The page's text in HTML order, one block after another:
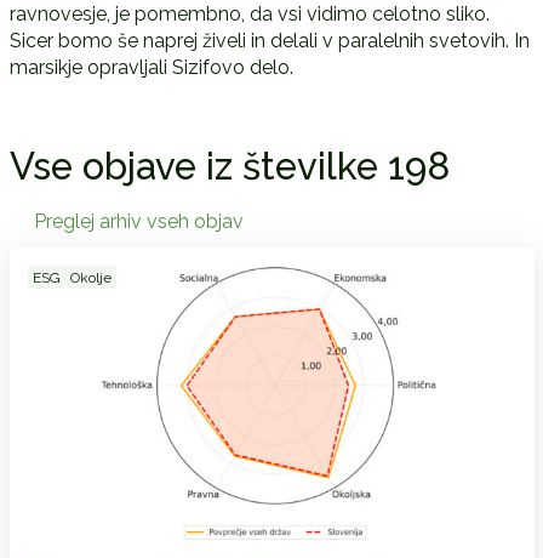
ravnovesje, je pomembno, da vsi vidimo celotno sliko.
Sicer bomo še naprej živeli in delali v paralelnih svetovih. In
marsikje opravljali Sizifovo delo.
Vse objave iz številke 198
Preglej arhiv vseh objav
ESG Okolje